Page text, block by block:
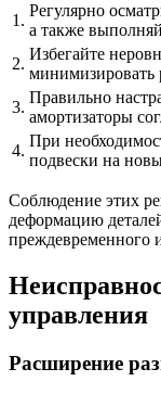
1.
Регулярно
а также
2.
Избегайте
минимизировать
3.
Правильно
амортизаторы
4.
При
подвески на
Соблюдение этих
деформацию
преждевременного
управления
Расширение